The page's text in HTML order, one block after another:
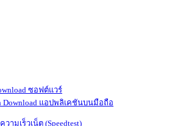
ซอฟต์แวร์
แอปพลิเคชันบนมือถือ
วามเร็วเน็ต (Speedtest)